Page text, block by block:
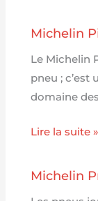
Michelin
Le Michelin
pneu ; c’est
domaine
Lire la suite »
Michelin